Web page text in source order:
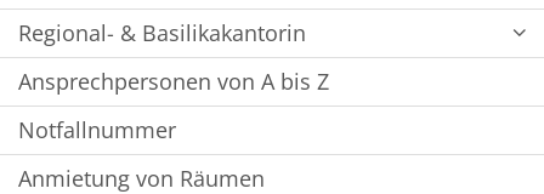
Regional- & Basilikakantorin
Ansprechpersonen von A bis Z
Notfallnummer
Anmietung von Räumen